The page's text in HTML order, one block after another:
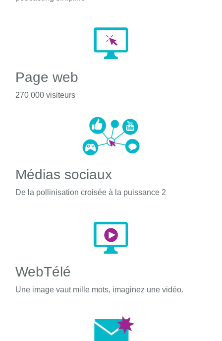
Page web
270 000 visiteurs
Médias sociaux
De la pollinisation croisée à la puissance 2
WebTélé
Une image vaut mille mots, imaginez une vidéo.